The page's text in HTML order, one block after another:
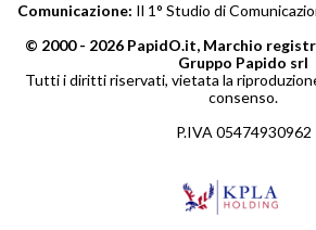
Comunicazione: Il 1° Studio di
© 2000 - 2026 PapidO.it, Marchio
Gruppo Papido srl
Tutti i diritti riservati, vietata la
consenso.
P.IVA 05474930962